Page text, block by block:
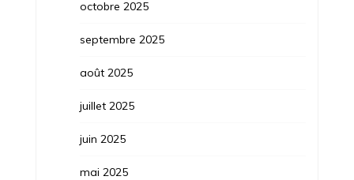
octobre 2025
septembre 2025
août 2025
juillet 2025
juin 2025
mai 2025